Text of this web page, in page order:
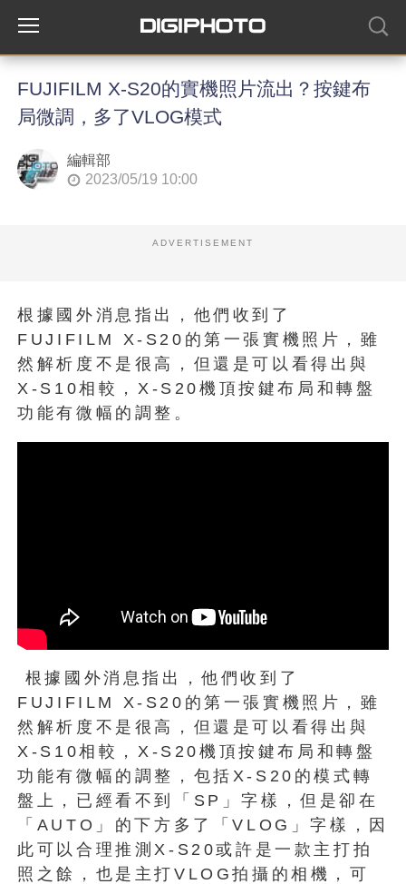
FUJIFILM X-S20的實機照片流出？按鍵布
局微調，多了VLOG模式
編輯部
2023/05/19 10:00
ADVERTISEMENT
根據國外消息指出，他們收到了
FUJIFILM X-S20的第一張實機照片，雖
然解析度不是很高，但還是可以看得出與
X-S10相較，X-S20機頂按鍵布局和轉盤
功能有微幅的調整。
根據國外消息指出，他們收到了
FUJIFILM X-S20的第一張實機照片，雖
然解析度不是很高，但還是可以看得出與
X-S10相較，X-S20機頂按鍵布局和轉盤
功能有微幅的調整，包括X-S20的模式轉
盤上，已經看不到「SP」字樣，但是卻在
「AUTO」的下方多了「VLOG」字樣，因
此可以合理推測X-S20或許是一款主打拍
照之餘，也是主打VLOG拍攝的相機，可